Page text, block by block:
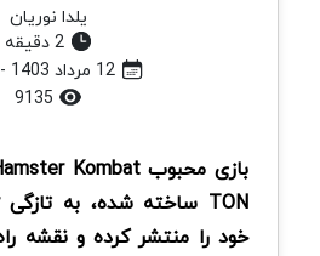
یلدا نوریان
2 دقیقه
خود را منتشر کرده و نقشه